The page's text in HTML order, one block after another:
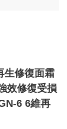
生修復面霜
效修復受損
6 6維再